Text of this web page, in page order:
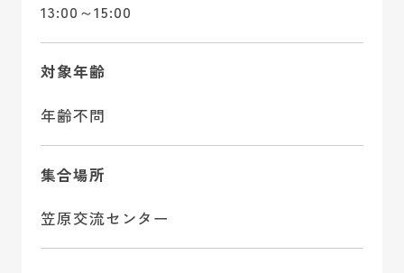
13:00～15:00
対象年齢
年齢不問
集合場所
笠原交流センター